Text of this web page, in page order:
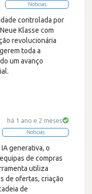
Noticias
controlada por
Klasse com
revolucionária
toda a
um avanço
há 1 ano e 2 meses
Noticias
generativa, o
de compras
utiliza
de ofertas, criação
de